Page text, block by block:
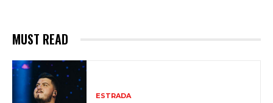
MUST READ
ESTRADA